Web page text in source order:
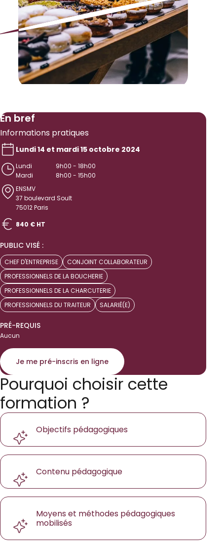
Pourquoi choisir cette
formation ?
Objectifs pédagogiques
Contenu pédagogique
Moyens et méthodes pédagogiques
mobilisés
En bref
Informations pratiques
Lundi 14 et mardi 15 octobre 2024
Lundi
9h00 - 18h00
Mardi
8h00 - 15h00
ENSMV
37 boulevard Soult
75012 Paris
840 € HT
PUBLIC VISÉ :
CHEF D'ENTREPRISE
CONJOINT COLLABORATEUR
PROFESSIONNELS DE LA BOUCHERIE
PROFESSIONNELS DE LA CHARCUTERIE
PROFESSIONNELS DU TRAITEUR
SALARIÉ(E)
PRÉ-REQUIS
Aucun
Je me pré-inscris en ligne